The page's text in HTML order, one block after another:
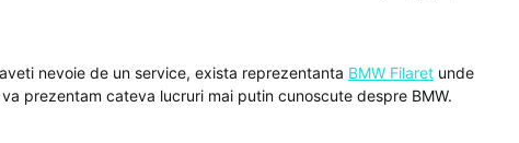
nevoie de un service, exista reprezentanta BMW Filaret unde
prezentam cateva lucruri mai putin cunoscute despre BMW.